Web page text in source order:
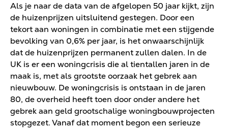
Als je naar de data van de afgelopen 50 jaar kijkt, zijn
de huizenprijzen uitsluitend gestegen. Door een
tekort aan woningen in combinatie met een stijgende
bevolking van 0,6% per jaar, is het onwaarschijnlijk
dat de huizenprijzen permanent zullen dalen. In de
UK is er een woningcrisis die al tientallen jaren in de
maak is, met als grootste oorzaak het gebrek aan
nieuwbouw. De woningcrisis is ontstaan in de jaren
80, de overheid heeft toen door onder andere het
gebrek aan geld grootschalige woningbouwprojecten
stopgezet. Vanaf dat moment begon een serieuze